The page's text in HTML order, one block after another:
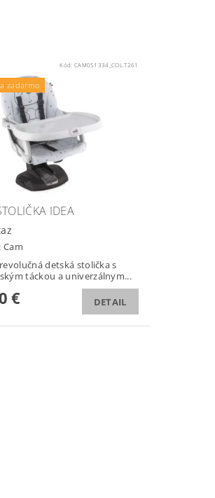
zadarmo
Kód: CAM051334_COL.T261
IDEA
Cam
detská stolička s
táckou a univerzálnym...
€ DETAIL